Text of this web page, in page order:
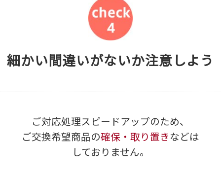
細かい間違いがないか注意しよう
ご対応処理スピードアップのため、
ご交換希望商品の確保・取り置きなどは
しておりません。